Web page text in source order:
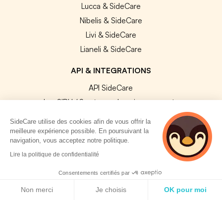
Lucca & SideCare
Nibelis & SideCare
Livi & SideCare
Lianeli & SideCare
API & INTEGRATIONS
API SideCare
Les SIRH / Systèmes de paie connectés
A PROPOS
Se connecter
Nous contacter
Notre équipe
SideCare utilise des cookies afin de vous offrir la
meilleure expérience possible. En poursuivant la
navigation, vous acceptez notre politique.
Lire la politique de confidentialité
Consentements certifiés par
Non merci Je choisis OK pour moi
2 personnes
consultent
actuellement cette